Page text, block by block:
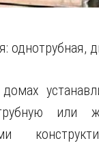
однотрубная,
или